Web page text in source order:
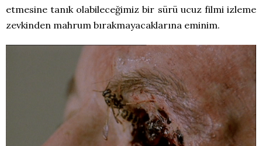
etmesine tanık olabileceğimiz bir sürü ucuz filmi izleme
zevkinden mahrum bırakmayacaklarına eminim.